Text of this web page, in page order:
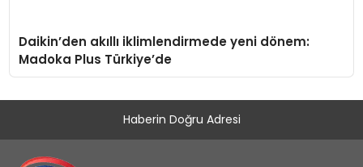
Daikin’den akıllı iklimlendirmede yeni dönem:
Madoka Plus Türkiye’de
Haberin Doğru Adresi